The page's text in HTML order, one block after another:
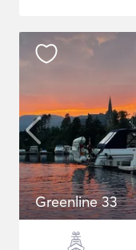
Greenline 33